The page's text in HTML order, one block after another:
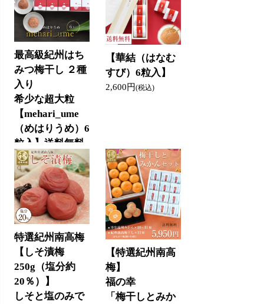
3,400円(税込)
最高級紀州はち
みつ梅干し ２種
入り
希少な超大粒
【mehari_ume
（めはりうめ）6
粒入】送料無料
2,900円(税込)
【華結（はなむ
すび）6粒入】
2,600円(税込)
特選紀州南高梅
【しそ漬梅
250g（塩分約
20％）】
しそと塩のみで
【特選紀州南高
梅】
福の幸
「梅干しとみか